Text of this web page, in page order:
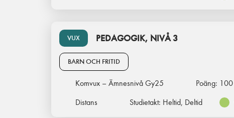
VUX PEDAGOGIK, NIVÅ 3
BARN OCH FRITID
Komvux – Ämnesnivå Gy25 Poäng: 100
Distans
Studietakt: Heltid, Deltid